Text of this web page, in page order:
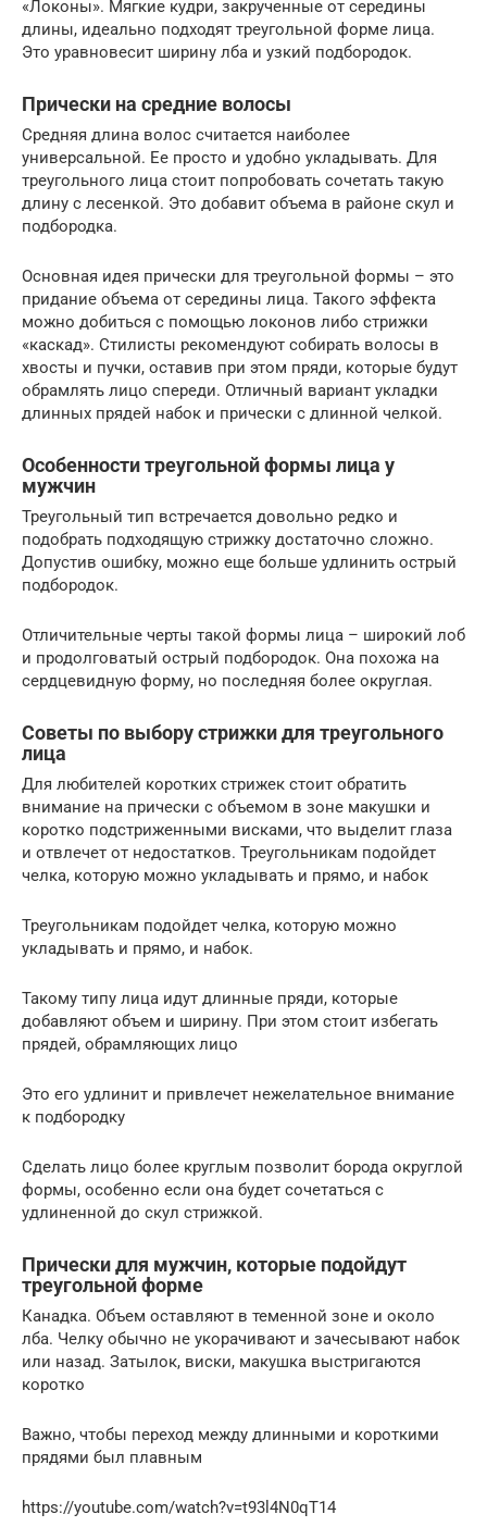
«Локоны». Мягкие кудри, закрученные от середины
длины, идеально подходят треугольной форме лица.
Это уравновесит ширину лба и узкий подбородок.
Прически на средние волосы
Средняя длина волос считается наиболее
универсальной. Ее просто и удобно укладывать. Для
треугольного лица стоит попробовать сочетать такую
длину с лесенкой. Это добавит объема в районе скул и
подбородка.
Основная идея прически для треугольной формы – это
придание объема от середины лица. Такого эффекта
можно добиться с помощью локонов либо стрижки
«каскад». Стилисты рекомендуют собирать волосы в
хвосты и пучки, оставив при этом пряди, которые будут
обрамлять лицо спереди. Отличный вариант укладки
длинных прядей набок и прически с длинной челкой.
Особенности треугольной формы лица у
мужчин
Треугольный тип встречается довольно редко и
подобрать подходящую стрижку достаточно сложно.
Допустив ошибку, можно еще больше удлинить острый
подбородок.
Отличительные черты такой формы лица – широкий лоб
и продолговатый острый подбородок. Она похожа на
сердцевидную форму, но последняя более округлая.
Советы по выбору стрижки для треугольного
лица
Для любителей коротких стрижек стоит обратить
внимание на прически с объемом в зоне макушки и
коротко подстриженными висками, что выделит глаза
и отвлечет от недостатков. Треугольникам подойдет
челка, которую можно укладывать и прямо, и набок
Треугольникам подойдет челка, которую можно
укладывать и прямо, и набок.
Такому типу лица идут длинные пряди, которые
добавляют объем и ширину. При этом стоит избегать
прядей, обрамляющих лицо
Это его удлинит и привлечет нежелательное внимание
к подбородку
Сделать лицо более круглым позволит борода округлой
формы, особенно если она будет сочетаться с
удлиненной до скул стрижкой.
Прически для мужчин, которые подойдут
треугольной форме
Канадка. Объем оставляют в теменной зоне и около
лба. Челку обычно не укорачивают и зачесывают набок
или назад. Затылок, виски, макушка выстригаются
коротко
Важно, чтобы переход между длинными и короткими
прядями был плавным
https://youtube.com/watch?v=t93l4N0qT14